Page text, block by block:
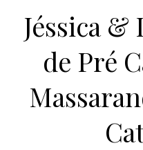
Jéssica &
de Pré